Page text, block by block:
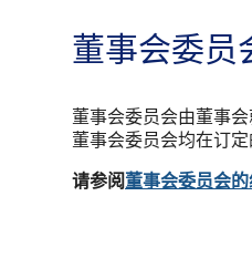
董事会委员
董事会委员会由董事
董事会委员会均在订定
请参阅 董事会委员会